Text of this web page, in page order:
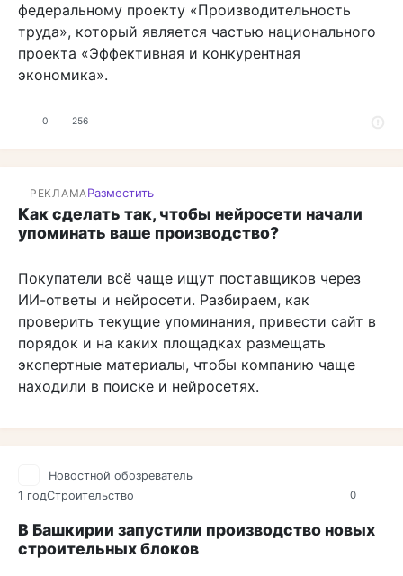
федеральному проекту «Производительность
труда», который является частью национального
проекта «Эффективная и конкурентная
экономика».
0 256
РЕКЛАМАРазместить
Как сделать так, чтобы нейросети начали
упоминать ваше производство?
Покупатели всё чаще ищут поставщиков через
ИИ-ответы и нейросети. Разбираем, как
проверить текущие упоминания, привести сайт в
порядок и на каких площадках размещать
экспертные материалы, чтобы компанию чаще
находили в поиске и нейросетях.
0
Новостной обозреватель
1 годСтроительство
В Башкирии запустили производство новых
строительных блоков